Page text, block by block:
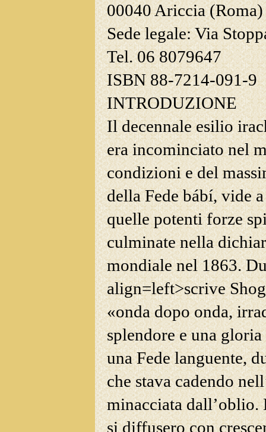
00040 Ariccia
Sede legale: Via
Tel. 06 8079647
ISBN88-7214-091-9
INTRODUZIONE
Il decennale esilio
eraincominciato nel
condizioni e del
della Fede bábí, vide
quelle potenti forze
culminate nella
mondiale nel 1863.
align=left>scrive
«onda dopo onda,
splendore e una
una Fede languente,
che stava cadendo
minacciata dall’oblio.
sidiffusero con